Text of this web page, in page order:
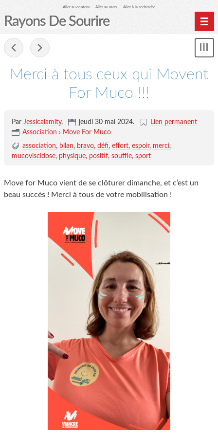
Aller au contenu Aller au menu Aller à la recherche
Rayons De Sourire
Biblio Muco
Merci à tous ceux qui Movent
For Muco !!!
Par Jessicalamity, jeudi 30 mai 2024.
Lien permanent
Association › Move For Muco
association
bilan bravo défi effort espoir merci
mucoviscidose physique positif souffle sport
Move for Muco vient de se clôturer dimanche, et c’est un
beau succès ! Merci à tous de votre mobilisation !